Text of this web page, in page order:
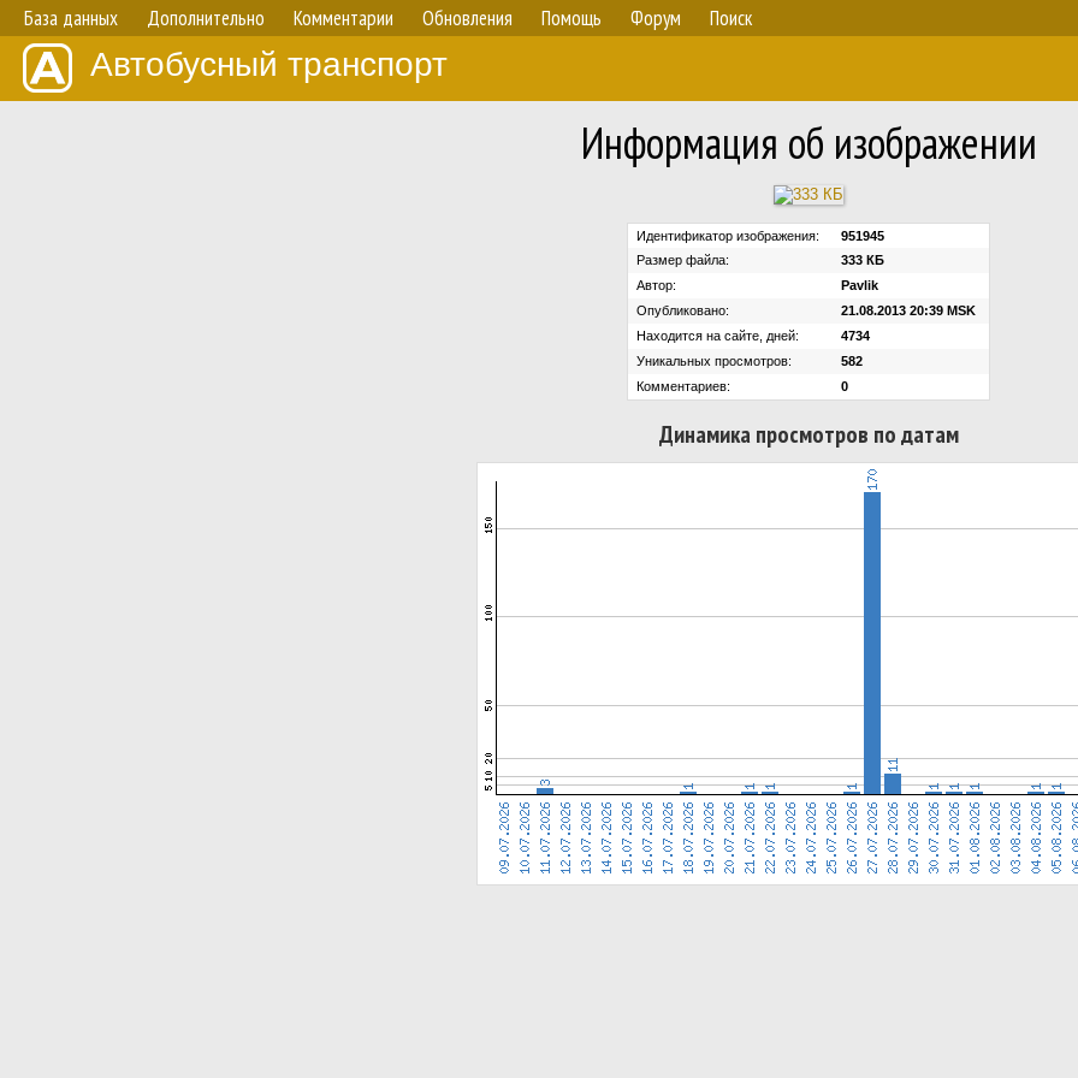
База данных Дополнительно Комментарии Обновления Помощь Форум Поиск
Автобусный транспорт
Информация об изображении
Идентификатор изображения:
951945
Размер файла:
333 КБ
Автор:
Pavlik
Опубликовано:
21.08.2013 20:39 MSK
Находится на сайте, дней:
4734
Уникальных просмотров:
582
Комментариев:
0
Динамика просмотров по датам